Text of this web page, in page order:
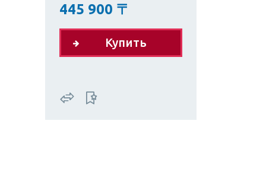
445 900 〒
Купить